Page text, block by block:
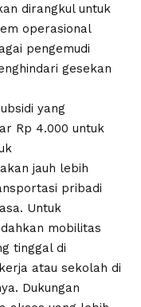
dirangkul untuk
operasional
pengemudi
gesekan
yang
Rp 4.000 untuk
jauh lebih
pribadi
Untuk
mobilitas
tinggal di
atau sekolah di
Dukungan